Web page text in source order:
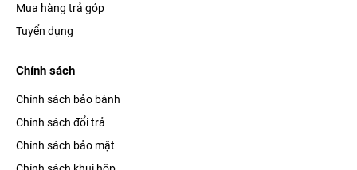
Mua hàng trả góp
Tuyển dụng
Chính sách
Chính sách bảo bành
Chính sách đổi trả
Chính sách bảo mật